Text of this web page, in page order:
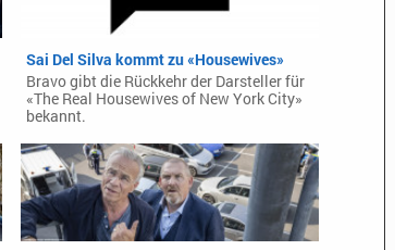
Sai Del Silva kommt zu «Housewives»
Bravo gibt die Rückkehr der Darsteller für
«The Real Housewives of New York City»
bekannt.